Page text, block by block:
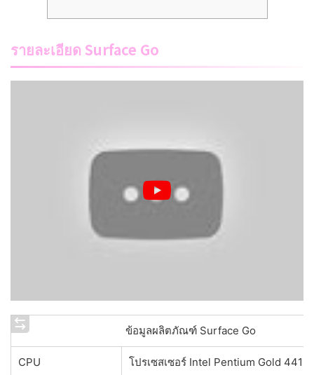
รายละเอียด Surface Go
ข้อมูลผลิตภัณฑ์ Surface Go
CPU โปรเซสเซอร์ Intel Pentium Gold